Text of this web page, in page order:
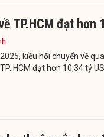
TP.HCM đạt hơn
kiều hối chuyển về
HCM đạt hơn 10,34 tỷ